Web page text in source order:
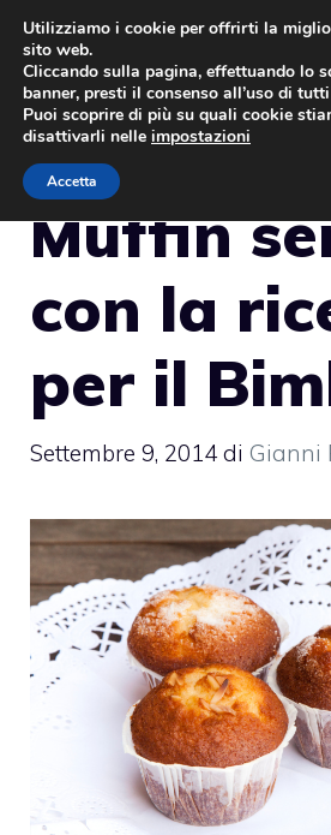
Vai
contenuto
Muffin
con la
per il
Settembre 9, 2014 di Gianni
Utilizziamo i cookie per offrirti la
sito web.
Cliccando sulla pagina, effettuando lo
banner, presti il consenso all’uso di
Puoi scoprire di più su quali cookie
disattivarli nelle impostazioni
Accetta